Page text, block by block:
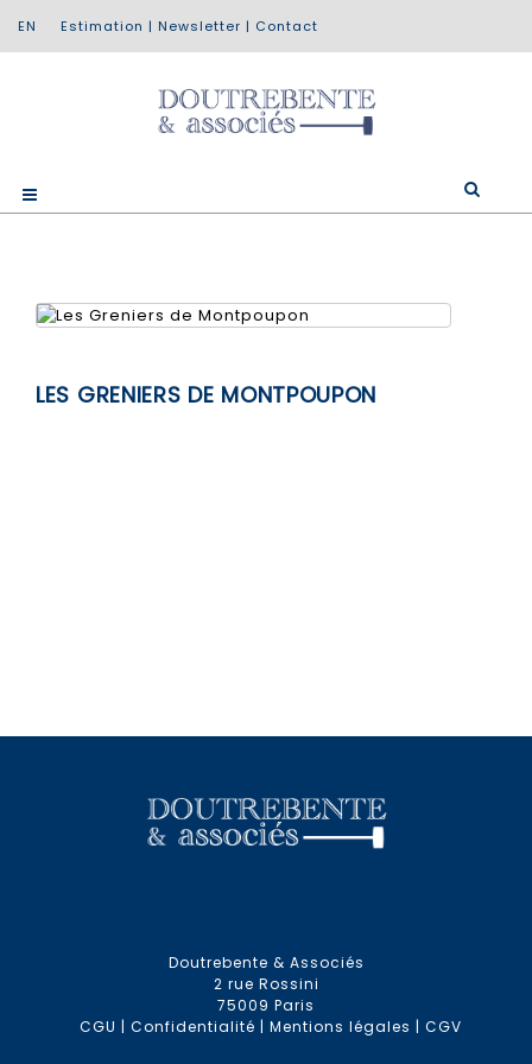
Estimation | Newsletter | Contact
LES GRENIERS DE MONTPOUPON
Doutrebente & Associés
2 rue Rossini
75009 Paris
CGU | Confidentialité | Mentions légales | CGV